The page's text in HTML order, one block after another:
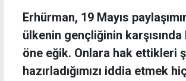
Erhürman, 19 Mayıs
ülkenin gençliğinin karşısında
öne eğik. Onlara hak ettikleri
hazırladığımızı iddia etmek